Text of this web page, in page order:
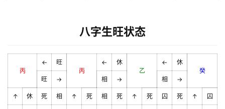
八字生旺状态
丙
←
旺
丙
←
休
乙
←
休
癸
旺
→ 相 → 相 →
↑ 休 死 相 ↑ 死 相 死 ↑ 死 囚 死 ↑ 囚